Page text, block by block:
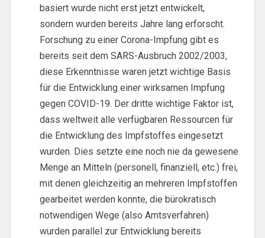
basiert wurde nicht erst jetzt entwickelt,
sondern wurden bereits Jahre lang erforscht.
Forschung zu einer Corona-Impfung gibt es
bereits seit dem SARS-Ausbruch 2002/2003,
diese Erkenntnisse waren jetzt wichtige Basis
für die Entwicklung einer wirksamen Impfung
gegen COVID-19. Der dritte wichtige Faktor ist,
dass weltweit alle verfügbaren Ressourcen für
die Entwicklung des Impfstoffes eingesetzt
wurden. Dies setzte eine noch nie da gewesene
Menge an Mitteln (personell, finanziell, etc.) frei,
mit denen gleichzeitig an mehreren Impfstoffen
gearbeitet werden konnte, die bürokratisch
notwendigen Wege (also Amtsverfahren)
wurden parallel zur Entwicklung bereits